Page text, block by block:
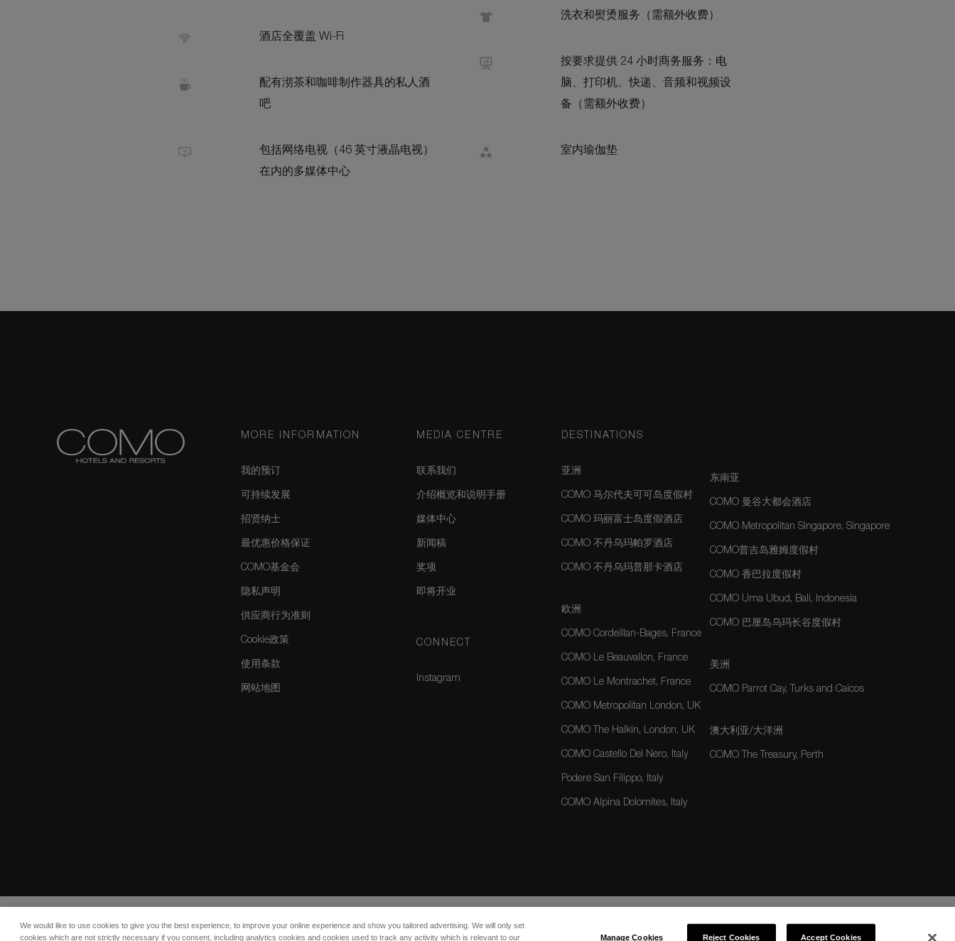
酒店全覆盖 Wi-Fi
配有沏茶和咖啡制作器具的私人酒
吧
包括网络电视（46 英寸液晶电视）
在内的多媒体中心
洗衣和熨烫服务（需额外收费）
按要求提供 24 小时商务服务：电
脑、打印机、快递、音频和视频设
备（需额外收费）
室内瑜伽垫
MORE INFORMATION
我的预订
可持续发展
招贤纳士
最优惠价格保证
COMO基金会
隐私声明
供应商行为准则
Cookie政策
使用条款
网站地图
MEDIA CENTRE
联系我们
介绍概览和说明手册
媒体中心
新闻稿
奖项
即将开业
CONNECT
Instagram
DESTINATIONS
亚洲
COMO 马尔代夫可可岛度假村
COMO 玛丽富士岛度假酒店
COMO 不丹乌玛帕罗酒店
COMO 不丹乌玛普那卡酒店
欧洲
COMO Cordeillan-Bages, France
COMO Le Beauvallon, France
COMO Le Montrachet, France
COMO Metropolitan London, UK
COMO The Halkin, London, UK
COMO Castello Del Nero, Italy
Podere San Filippo, Italy
COMO Alpina Dolomites, Italy
东南亚
COMO 曼谷大都会酒店
COMO Metropolitan Singapore, Singapore
COMO普吉岛雅姆度假村
COMO 香巴拉度假村
COMO Uma Ubud, Bali, Indonesia
COMO 巴厘岛乌玛长谷度假村
美洲
COMO Parrot Cay, Turks and Caicos
澳大利亚/大洋洲
COMO The Treasury, Perth
© 2026 COMO Hotels and Resorts
We would like to use cookies to give you the best experience, to improve your online experience and show you tailored advertising. We will only set
cookies which are not strictly necessary if you consent, including analytics cookies and cookies used to track any activity which is relevant to our
Manage Cookies Reject Cookies Accept Cookies